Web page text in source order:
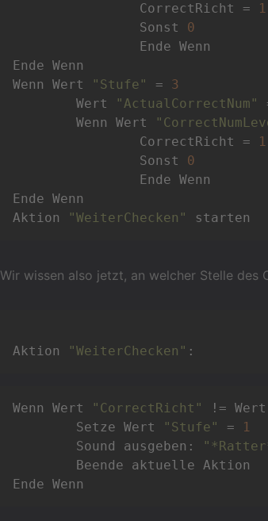
		CorrectRicht =
1
		Sonst
0
Ende Wenn
Wenn Wert
"Stufe" = 3
	Wert
"ActualCorrectNum"
	Wenn Wert
		CorrectRicht =
1
		Sonst
0
Ende Wenn
Aktion
"WeiterChecken"
Wir wissen also jetzt, an welcher Stelle des
Aktion "WeiterChecken" :
Wenn Wert "CorrectRicht" != Wert
	Setze Wert
"Stufe" = 1
	Sound ausgeben: